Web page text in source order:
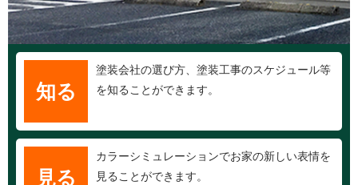
知る
塗装会社の選び方、塗装工事のスケジュール等
を知ることができます。
見る
カラーシミュレーションでお家の新しい表情を
見ることができます。